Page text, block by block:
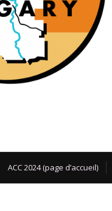
ACC 2024 (page d’accueil)